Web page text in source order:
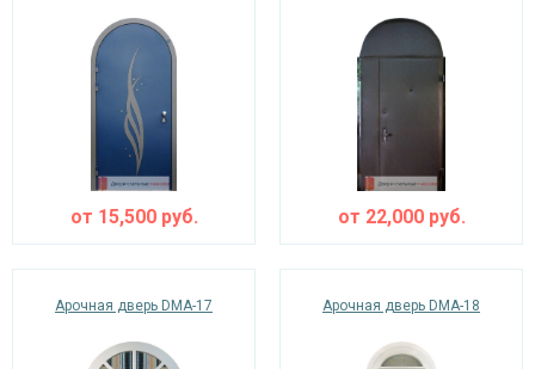
от 15,500руб. от 22,000руб.
Арочная дверь DMA-17 Арочная дверь DMA-18